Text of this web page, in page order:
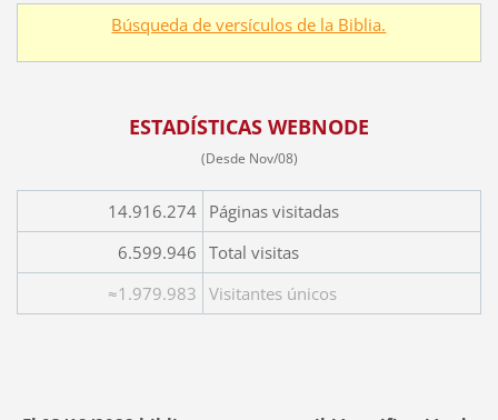
Búsqueda de versículos de la Biblia.
ESTADÍSTICAS WEBNODE
(Desde Nov/08)
14.916.274
Páginas visitadas
6.599.946 Total visitas
≈1.979.983 Visitantes únicos